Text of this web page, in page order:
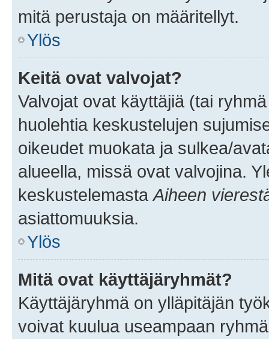
mitä perustaja on määritellyt.
Ylös
Keitä ovat valvojat?
Valvojat ovat käyttäjiä (tai
huolehtia keskustelujen
oikeudet muokata ja sulkea/
alueella, missä ovat valvojina.
keskustelemasta Aiheen
asiattomuuksia.
Ylös
Mitä ovat käyttäjäryhmät?
Käyttäjäryhmä on ylläpitäjän
voivat kuulua useampaan